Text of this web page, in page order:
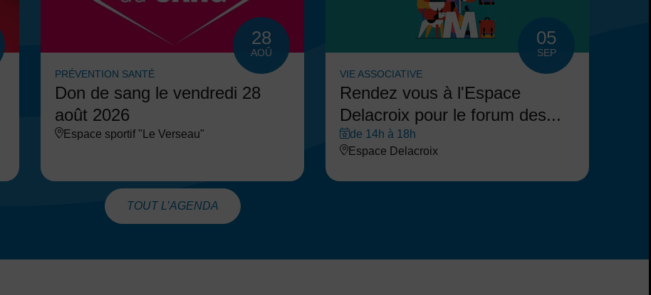
Don de sang le vendredi 28
août 2026
PRÉVENTION SANTÉ
Espace sportif "Le Verseau"
28
AOÛ
Rendez vous à l'Espace
Delacroix pour le forum des...
VIE ASSOCIATIVE
de 14h à 18h
Espace Delacroix
05
SEP
TOUT L’AGENDA